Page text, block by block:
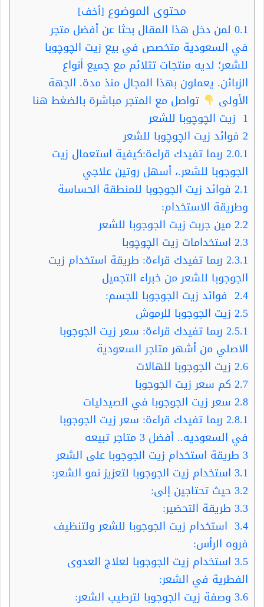
محتوى الموضوع [أخف]
0.1 لمن دخل هذا المقال بحثا عن أفضل متجر
في السعودية متخصص في بيع زيت الچوچوبا
للشعر؛ لديه منتجات تتلائم مع جميع أنواع
الزبائن. يعملون بهذا المجال منذ مدة. الجهة
الأولى
تواصل مع المتجر مباشرة بالضغط هنا
1 زيت الچوچوبا للشعر
2 فوائد زيت الچوچوبا للشعر
2.0.1 ربما تفيدك قراءة:كيفية استعمال زيت
الجوجوبا للشعر.، أسهل روتين علاجي
2.1 فوائد زيت الجوجوبا للمنطقة الحساسة
وطريقة الاستخدام:
2.2مين جربت زيت الجوجوبا للشعر
2.3 استخدامات زيت الچوچوبا
2.3.1 ربما تفيدك قراءة: طريقة استخدام زيت
الجوجوبا للشعر من خبراء التجميل
2.4 فوائد زيت الجوجوبا للجسم:
2.5 زيت الجوجوبا للرموش
2.5.1 ربما تفيدك قراءة: سعر زيت الجوجوبا
الاصلي من أشهر متاجر السعودية
2.6 زيت الجوجوبا للهالات
2.7 كم سعر زيت الجوجوبا
2.8 سعر زيت الجوجوبا في الصيدليات
2.8.1 ربما تفيدك قراءة: سعر زيت الجوجوبا
في السعوديه.. أفضل 3 متاجر تبيعه
3 طريقة استخدام زيت الجوجوبا على الشعر
3.1 استخدام زيت الجوجوبا لتعزيز نمو الشعر:
3.2حيث تحتاجين إلى:
3.3 طريقة التحضير:
3.4 استخدام زيت الجوجوبا للشعر ولتنظيف
فروه الرأس:
3.5 استخدام زيت الجوجوبا لعلاج العدوى
الفطرية في الشعر:
3.6 وصفة زيت الجوجوبا لترطيب الشعر: